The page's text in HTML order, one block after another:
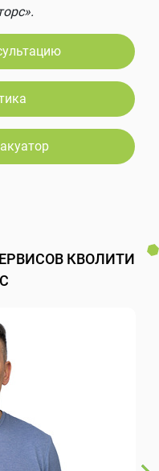
КВОЛИТИ